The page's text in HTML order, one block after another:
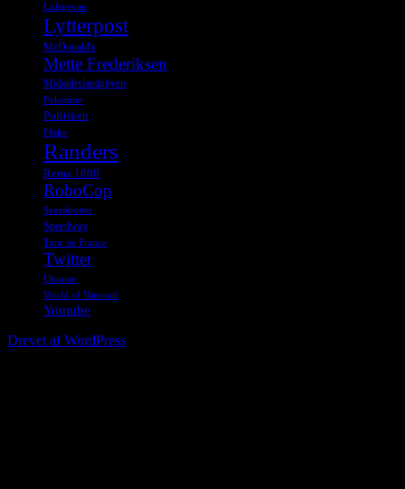
Luftgevær
Lytterpost
McDonald's
Mette Frederiksen
Midalderlandsbyen
Pokemon
Politiken
Påske
Randers
Rema 1000
RoboCop
Sexrobotter
Speedway
Tour de France
Twitter
Ukraine
World of Warcraft
Youtube
Drevet af WordPress